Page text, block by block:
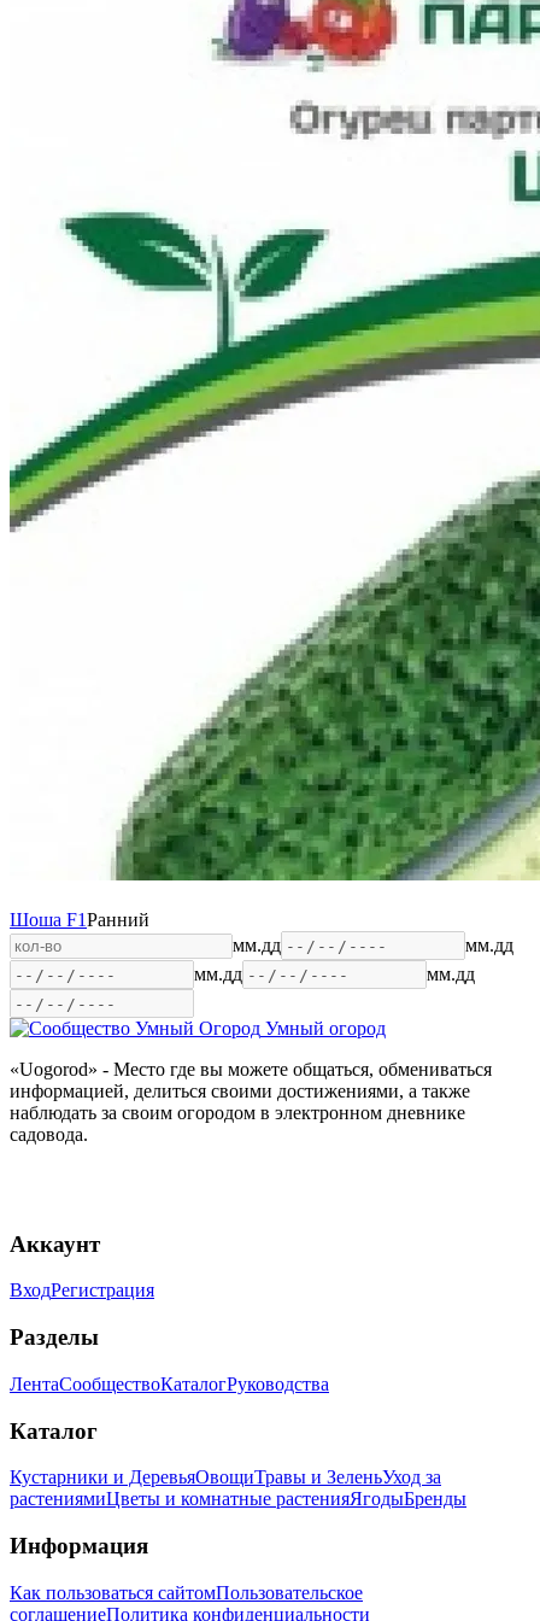
Шоша F1Ранний
мм.дд
мм.дд
мм.дд
мм.дд
Умный огород
«Uogorod» - Место где вы можете общаться, обмениваться
информацией, делиться своими достижениями, а также
наблюдать за своим огородом в электронном дневнике
садовода.
Аккаунт
ВходРегистрация
Разделы
ЛентаСообществоКаталогРуководства
Каталог
Кустарники и ДеревьяОвощиТравы и ЗеленьУход за
растениямиЦветы и комнатные растенияЯгодыБренды
Информация
Как пользоваться сайтомПользовательское
соглашениеПолитика конфиденциальности